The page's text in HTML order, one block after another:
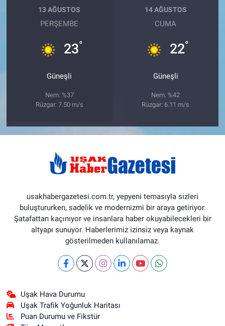
13 AĞUSTOS
PERŞEMBE
23°
Güneşli
Nem: %37
Rüzgar: 7.50 m/s
14 AĞUSTOS
CUMA
22°
Güneşli
Nem: %42
Rüzgar: 6.11 m/s
usakhabergazetesi.com.tr, yepyeni temasıyla sizleri
buluştururken, sadelik ve modernizmi bir araya getiriyor.
Şatafattan kaçınıyor ve insanlara haber okuyabilecekleri bir
altyapı sunuyor. Haberlerimiz izinsiz veya kaynak
gösterilmeden kullanılamaz.
Uşak Hava Durumu
Uşak Trafik Yoğunluk Haritası
Puan Durumu ve Fikstür